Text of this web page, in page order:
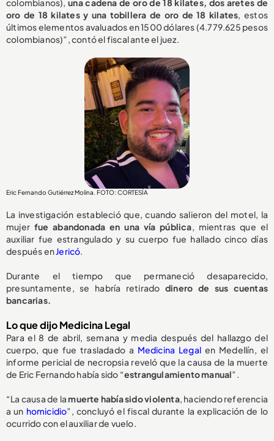
colombianos),una cadena de oro de 18 kilates, dos aretes de
oro de 18 kilates y una tobillera de oro de 18 kilates, estos
últimos elementos avaluados en 1500 dólares (4.779.625 pesos
colombianos)”, contó el fiscal ante el juez.
Eric Fernando Gutiérrez Molina. FOTO: CORTESÍA
La investigación estableció que, cuando salieron del motel, la
mujer fue abandonada en una vía pública, mientras que el
auxiliar fue estrangulado y su cuerpo fue hallado cinco días
después enJericó.
Durante el tiempo que permaneció desaparecido,
presuntamente, se habría retirado dinero de sus cuentas
bancarias.
Lo que dijo Medicina Legal
Para el 8 de abril, semana y media después del hallazgo del
cuerpo, que fue trasladado a Medicina Legal en Medellín, el
informe pericial de necropsia reveló que la causa de la muerte
de Eric Fernando había sido “estrangulamiento manual”.
“La causa de lamuerte había sido violenta, haciendo referencia
a un homicidio”, concluyó el fiscal durante la explicación de lo
ocurrido con el auxiliar de vuelo.